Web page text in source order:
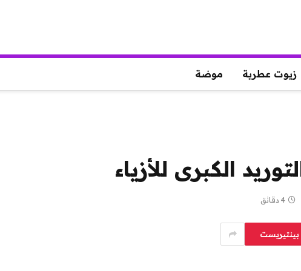
زيوت عطرية موضة
الكبرى للأزياء
4 دقائق
بينتيريست